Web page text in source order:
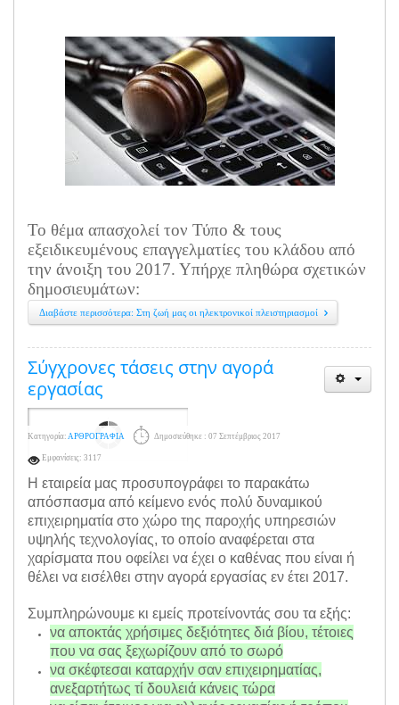
Το θέμα απασχολεί τον Τύπο & τους
εξειδικευμένους επαγγελματίες του κλάδου από
την άνοιξη του 2017. Υπήρχε πληθώρα σχετικών
δημοσιευμάτων:
Διαβάστε περισσότερα: Στη ζωή μας οι ηλεκτρονικοί πλειστηριασμοί
Σύγχρονες τάσεις στην αγορά
εργασίας
Η εταιρεία μας προσυπογράφει το παρακάτω
απόσπασμα από κείμενο ενός πολύ δυναμικού
επιχειρηματία στο χώρο της παροχής υπηρεσιών
υψηλής τεχνολογίας, το οποίο αναφέρεται στα
χαρίσματα που οφείλει να έχει ο καθένας που είναι ή
θέλει να εισέλθει στην αγορά εργασίας εν έτει 2017.
Συμπληρώνουμε κι εμείς προτείνοντάς σου τα εξής:
να αποκτάς χρήσιμες δεξιότητες διά βίου, τέτοιες
που να σας ξεχωρίζουν από το σωρό
να σκέφτεσαι καταρχήν σαν επιχειρηματίας,
ανεξαρτήτως τί δουλειά κάνεις τώρα
Κατηγορία: ΑΡΘΡΟΓΡΑΦΙΑ Δημοσιεύθηκε : 07 Σεπτέμβριος 2017
Εμφανίσεις: 3117